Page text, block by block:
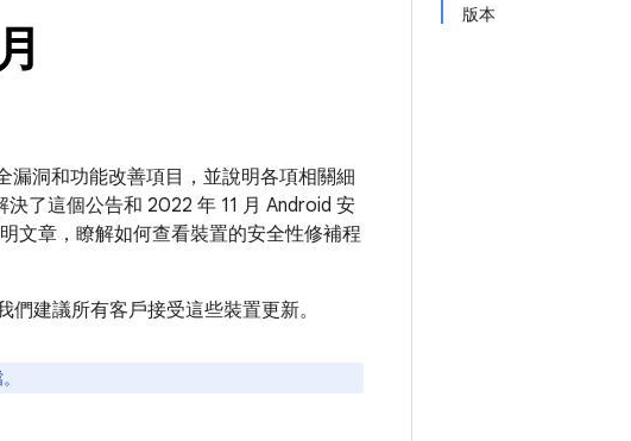
版本
漏洞和功能改善項目，並說明各項相關細
了這個公告和 2022 年 11 月 Android 安
文章，瞭解如何查看裝置的安全性修補程
建議所有客戶接受這些裝置更新。